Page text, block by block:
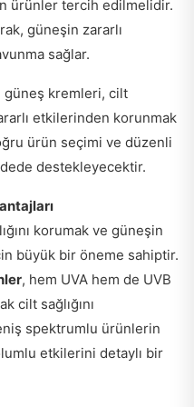
ürünler tercih edilmelidir.
güneşin zararlı
sağlar.
güneş kremleri, cilt
etkilerinden korunmak
ürün seçimi ve düzenli
destekleyecektir.
korumak ve güneşin
büyük bir öneme sahiptir.
, hem UVA hem de UVB
cilt sağlığını
spektrumlu ürünlerin
etkilerini detaylı bir